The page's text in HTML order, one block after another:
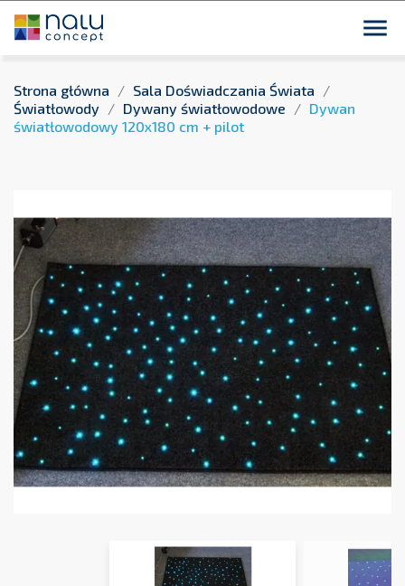
Płatność przelewem bankowym 14 dni dla podmiotów
close
Strona główna
Sala Doświadczania Świata
Światłowody
Dywany światłowodowe
Dywan
światłowodowy 120x180 cm + pilot